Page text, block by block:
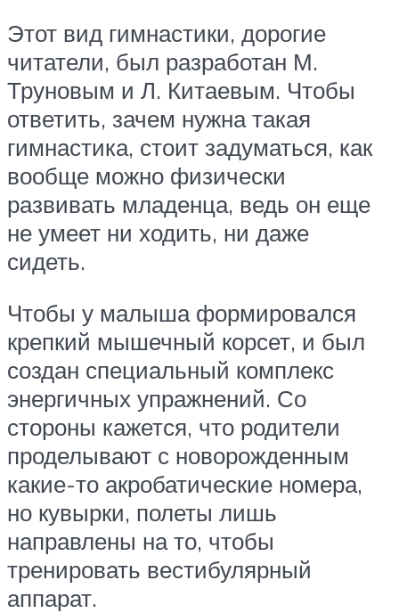
Этот вид гимнастики, дорогие
читатели, был разработан М.
Труновым и Л. Китаевым. Чтобы
ответить, зачем нужна такая
гимнастика, стоит задуматься, как
вообще можно физически
развивать младенца, ведь он еще
не умеет ни ходить, ни даже
сидеть.
Чтобы у малыша формировался
крепкий мышечный корсет, и был
создан специальный комплекс
энергичных упражнений. Со
стороны кажется, что родители
проделывают с новорожденным
какие-то акробатические номера,
но кувырки, полеты лишь
направлены на то, чтобы
тренировать вестибулярный
аппарат.